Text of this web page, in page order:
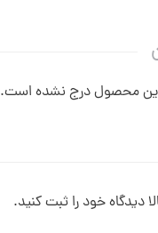
این محصول درج نشده است.
دیدگاه خود را ثبت کنید.